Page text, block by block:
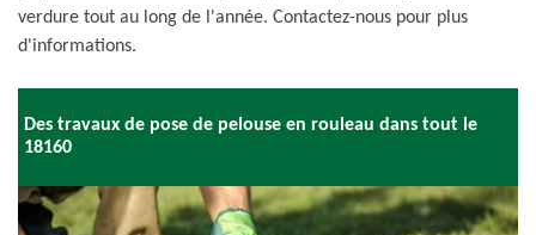
verdure tout au long de l'année. Contactez-nous pour plus
d'informations.
Des travaux de pose de pelouse en rouleau dans tout le
18160